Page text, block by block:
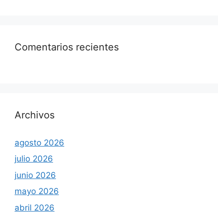
Comentarios recientes
Archivos
agosto 2026
julio 2026
junio 2026
mayo 2026
abril 2026